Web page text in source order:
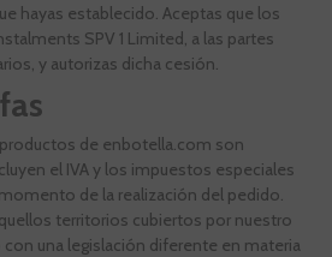
hayas establecido. Aceptas que los
SPV 1 Limited, a las partes
y autorizas dicha cesión.
de enbotella.com son
el IVA y los impuestos especiales
de la realización del pedido.
territorios cubiertos por nuestro
una legislación diferente en materia